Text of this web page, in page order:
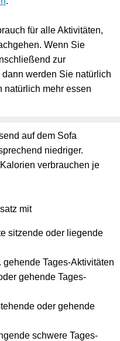
für alle Aktivitäten,
Wenn Sie
zur
werden Sie natürlich
natürlich mehr essen
auf dem Sofa
niedriger.
verbrauchen je
mit
sitzende oder liegende
Tages-Aktivitäten
gehende Tages-
oder gehende
schwere Tages-